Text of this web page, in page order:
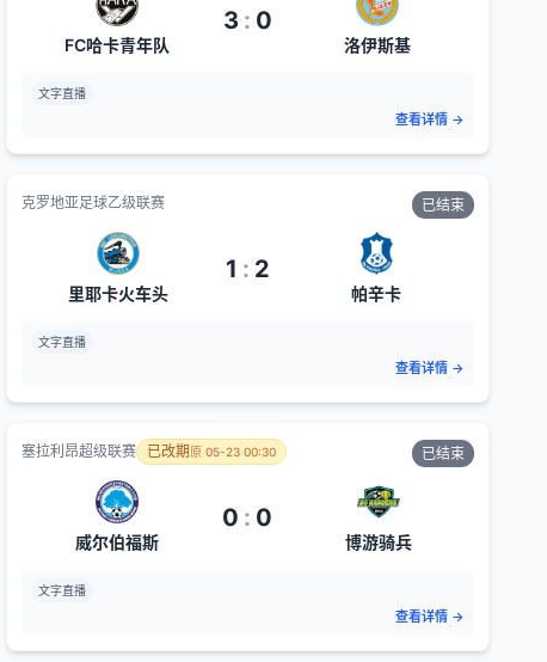
FC哈卡青年队
3 : 0
洛伊斯基
文字直播
查看详情→
克罗地亚足球乙级联赛 已结束
里耶卡火车头
1 : 2
帕辛卡
文字直播
查看详情→
塞拉利昂超级联赛 已改期原 05-23 00:30 已结束
威尔伯福斯
0 : 0
博游骑兵
文字直播
查看详情→